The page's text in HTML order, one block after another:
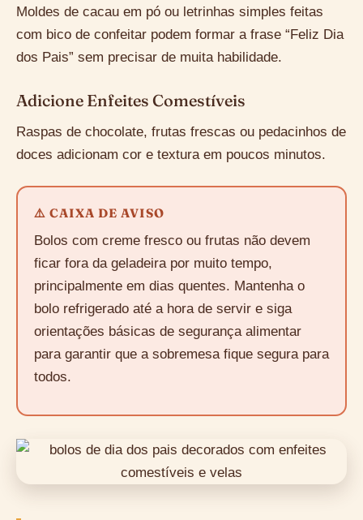
Moldes de cacau em pó ou letrinhas simples feitas
com bico de confeitar podem formar a frase “Feliz Dia
dos Pais” sem precisar de muita habilidade.
Adicione Enfeites Comestíveis
Raspas de chocolate, frutas frescas ou pedacinhos de
doces adicionam cor e textura em poucos minutos.
⚠️ CAIXA DE AVISO
Bolos com creme fresco ou frutas não devem
ficar fora da geladeira por muito tempo,
principalmente em dias quentes. Mantenha o
bolo refrigerado até a hora de servir e siga
orientações básicas de segurança alimentar
para garantir que a sobremesa fique segura para
todos.